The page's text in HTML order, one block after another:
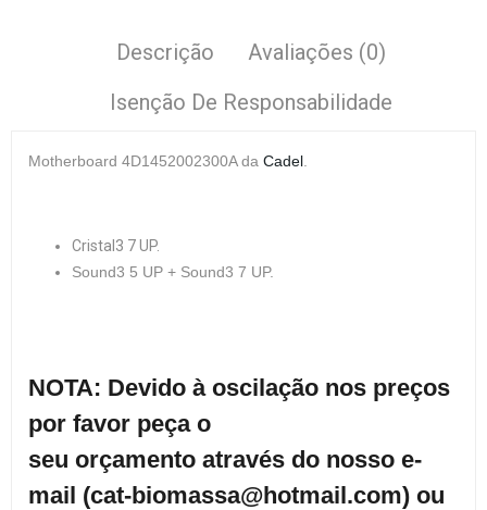
Descrição
Avaliações (0)
Isenção De Responsabilidade
Motherboard 4D1452002300A da Cadel
Cristal3 7 UP.
Sound3 5 UP + Sound3 7 UP.
NOTA: Devido à oscilação nos preços
por favor peça o
seu orçamento através do nosso e-
mail (cat-biomassa@hotmail.com) ou